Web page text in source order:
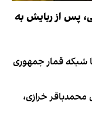
پس از ربایش به
شبکه قمار جمهوری
خرازی،